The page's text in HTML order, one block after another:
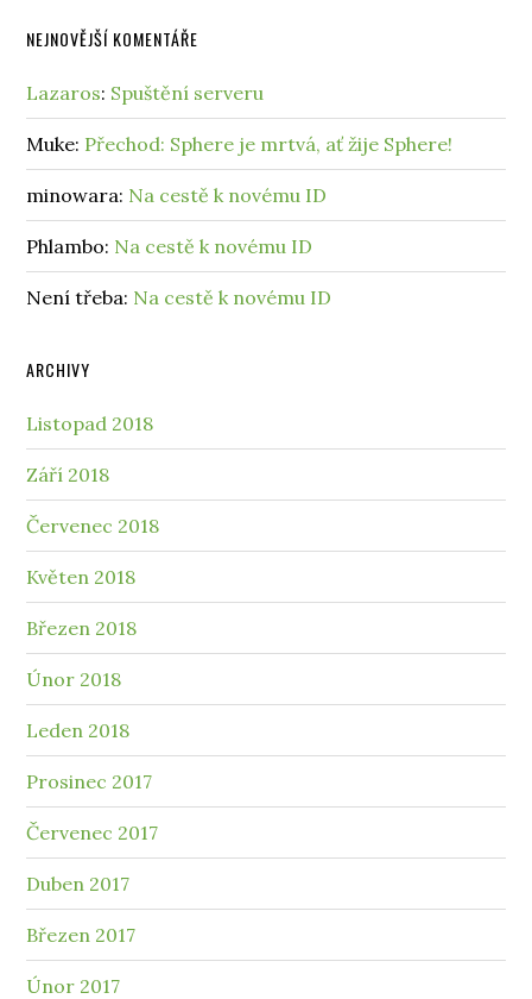
NEJNOVĚJŠÍ KOMENTÁŘE
Lazaros: Spuštění serveru
Muke: Přechod: Sphere je mrtvá, ať žije Sphere!
minowara: Na cestě k novému ID
Phlambo: Na cestě k novému ID
Není třeba: Na cestě k novému ID
ARCHIVY
Listopad 2018
Září 2018
Červenec 2018
Květen 2018
Březen 2018
Únor 2018
Leden 2018
Prosinec 2017
Červenec 2017
Duben 2017
Březen 2017
Únor 2017